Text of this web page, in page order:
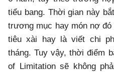
tiểu bang. Thời gian này
trương mục hay món nợ
tiêu xài hay là viết chi
tháng. Tuy vậy, thời điểm
of Limitation sẽ không